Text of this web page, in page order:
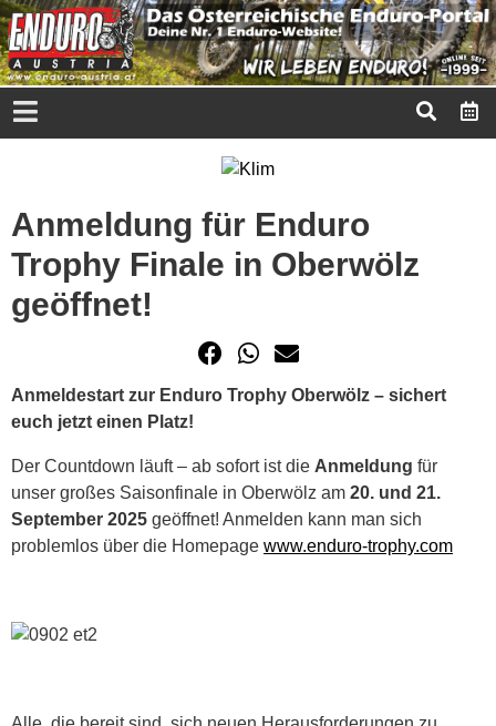
Anmeldung für Enduro
Trophy Finale in Oberwölz
geöffnet!
Anmeldestart zur Enduro Trophy Oberwölz – sichert
euch jetzt einen Platz!
Der Countdown läuft – ab sofort ist die Anmeldung für
unser großes Saisonfinale in Oberwölz am 20. und 21.
September 2025 geöffnet! Anmelden kann man sich
problemlos über die Homepage www.enduro-trophy.com